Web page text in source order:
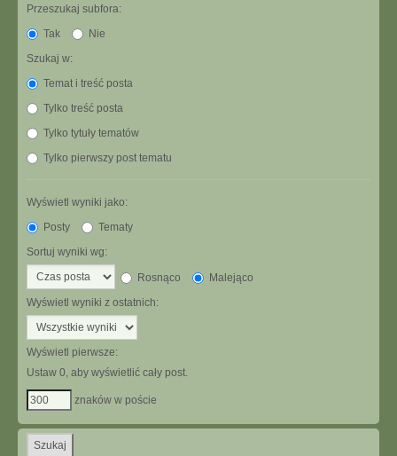
Przeszukaj subfora:
Tak
Nie
Szukaj w:
Temat i treść posta
Tylko treść posta
Tylko tytuły tematów
Tylko pierwszy post tematu
Wyświetl wyniki jako:
Posty
Tematy
Sortuj wyniki wg:
Rosnąco
Malejąco
Wyświetl wyniki z ostatnich:
Wyświetl pierwsze:
Ustaw 0, aby wyświetlić cały post.
znaków w poście